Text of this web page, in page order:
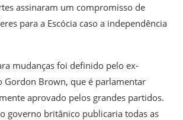
assinaram um compromisso de
para a Escócia caso a independência
mudanças foi definido pelo ex-
Brown, que é parlamentar
aprovado pelos grandes partidos.
governo britânico publicaria todas as